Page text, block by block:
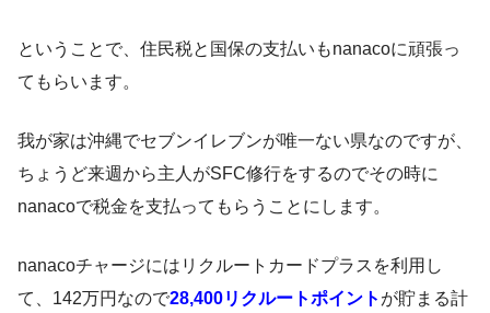
ということで、住民税と国保の支払いもnanacoに頑張っ
てもらいます。
我が家は沖縄でセブンイレブンが唯一ない県なのですが、
ちょうど来週から主人がSFC修行をするのでその時に
nanacoで税金を支払ってもらうことにします。
nanacoチャージにはリクルートカードプラスを利用し
て、142万円なので28,400リクルートポイント が貯まる計